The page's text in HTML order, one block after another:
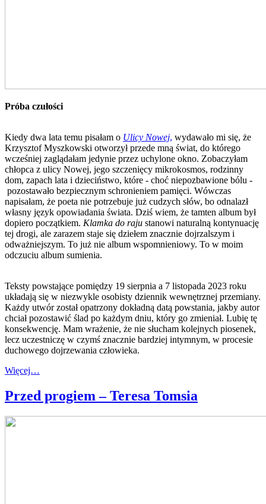
Próba czułości
Kiedy dwa lata temu pisałam o Ulicy Nowej, wydawało mi się, że
Krzysztof Myszkowski otworzył przede mną świat, do którego
wcześniej zaglądałam jedynie przez uchylone okno. Zobaczyłam
chłopca z ulicy Nowej, jego szczenięcy mikrokosmos, rodzinny
dom, zapach lata i dzieciństwo, które - choć niepozbawione bólu -
pozostawało bezpiecznym schronieniem pamięci. Wówczas
napisałam, że poeta nie potrzebuje już cudzych słów, bo odnalazł
własny język opowiadania świata. Dziś wiem, że tamten album był
dopiero początkiem. Klamka do raju stanowi naturalną kontynuację
tej drogi, ale zarazem staje się dziełem znacznie dojrzalszym i
odważniejszym. To już nie album wspomnieniowy. To w moim
odczuciu album sumienia.
Teksty powstające pomiędzy 19 sierpnia a 7 listopada 2023 roku
układają się w niezwykle osobisty dziennik wewnętrznej przemiany.
Każdy utwór został opatrzony dokładną datą powstania, jakby autor
chciał pozostawić ślad po każdym dniu, który go zmieniał. Lubię tę
konsekwencję. Mam wrażenie, że nie słucham kolejnych piosenek,
lecz uczestniczę w czymś znacznie bardziej intymnym, w procesie
duchowego dojrzewania człowieka.
Więcej…
Przed progiem – Teresa Tomsia